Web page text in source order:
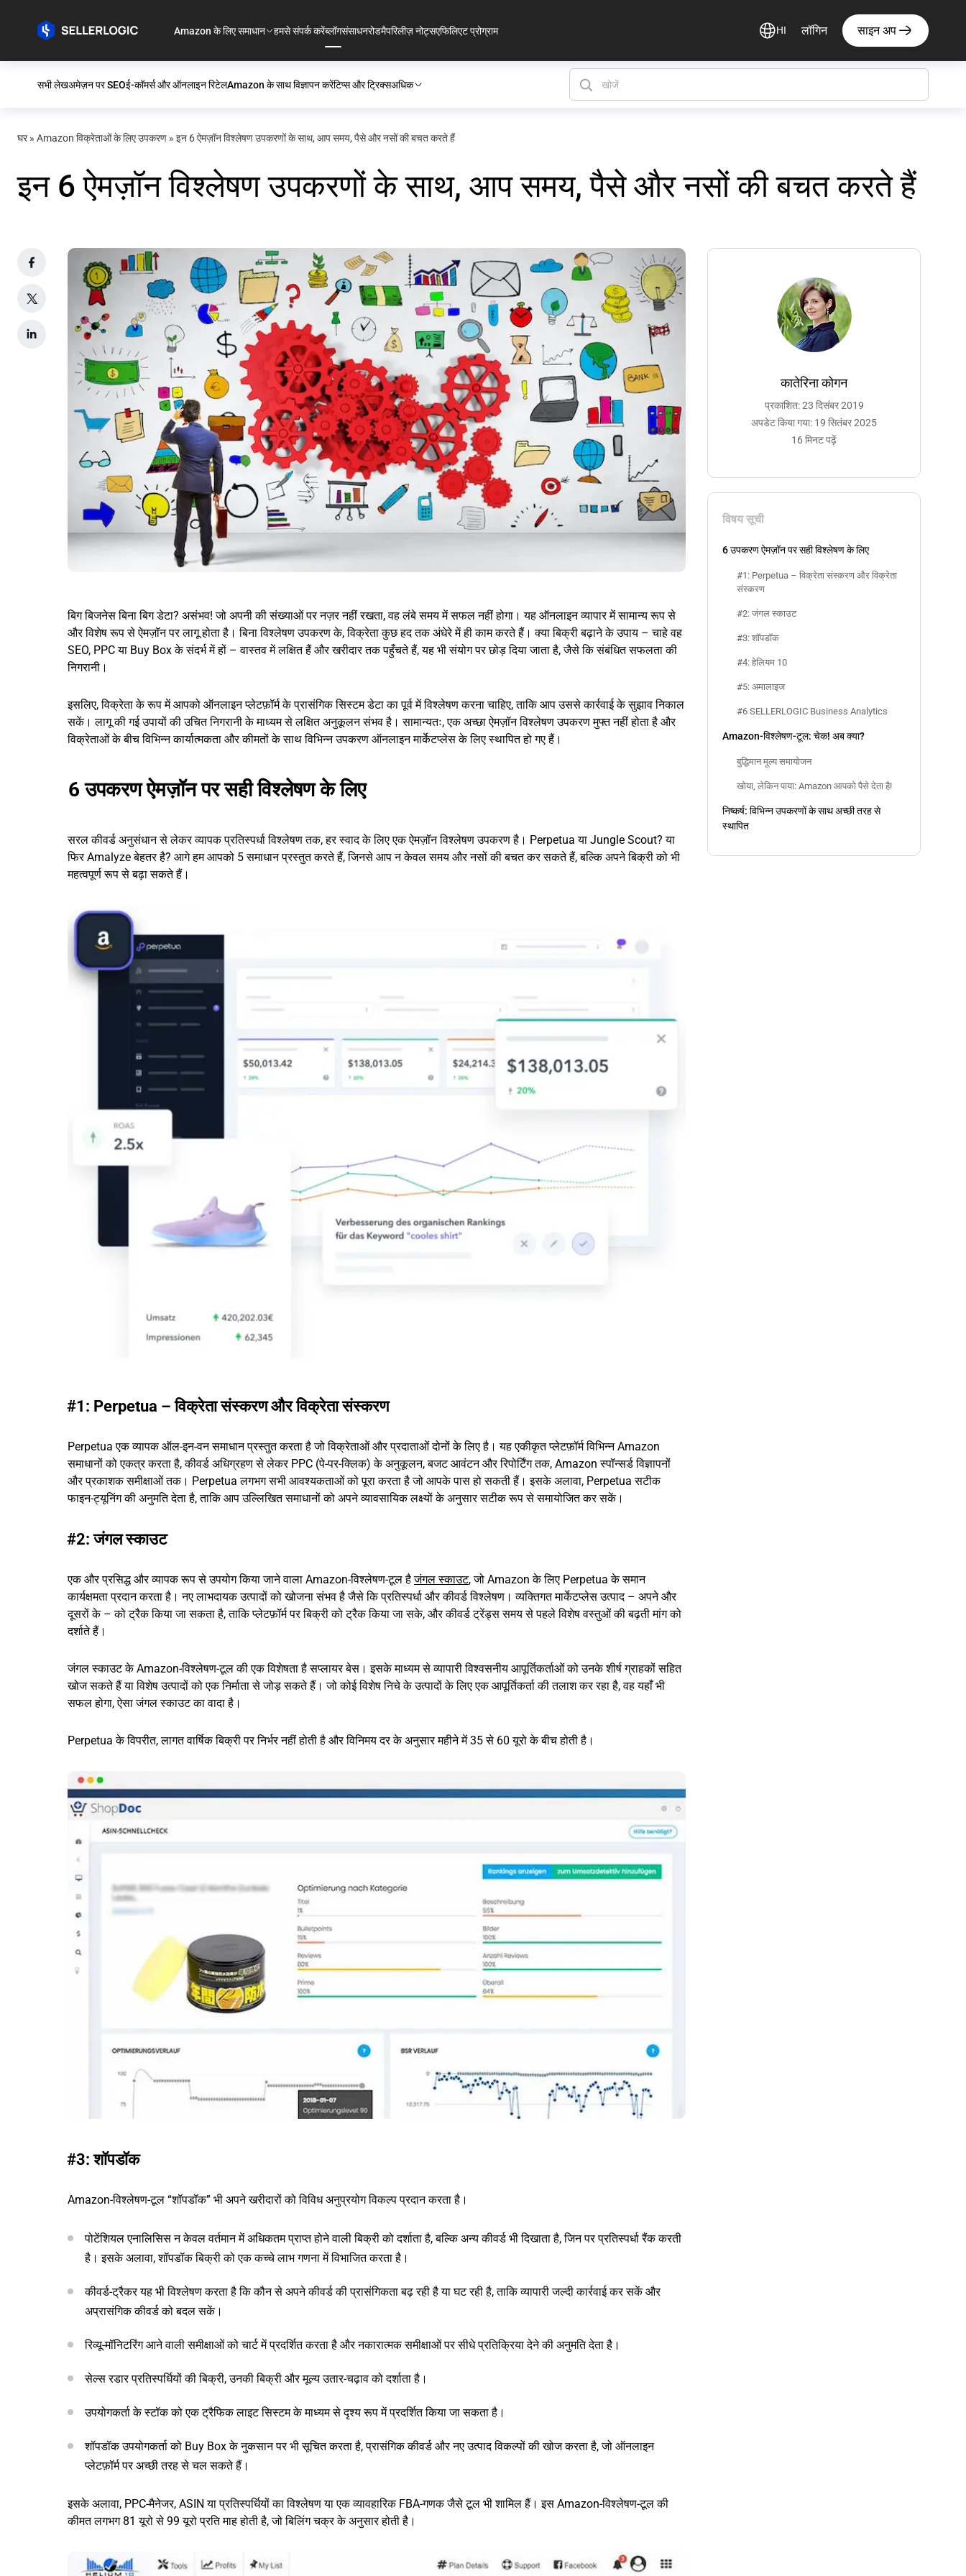
Amazon के लिए समाधान हमसे संपर्क करेंब्लॉगसंसाधनरोडमैपरिलीज़ नोट्सएफिलिएट प्रोग्राम HI लॉगिन साइन अप
सभी लेखअमेज़न पर SEOई-कॉमर्स और ऑनलाइन रिटेलAmazon के साथ विज्ञापन करेंटिप्स और ट्रिक्सअधिक
घर» Amazon विक्रेताओं के लिए उपकरण » इन 6 ऐमज़ॉन विश्लेषण उपकरणों के साथ, आप समय, पैसे और नसों की बचत करते हैं
इन 6 ऐमज़ॉन विश्लेषण उपकरणों के साथ, आप समय, पैसे और नसों की बचत करते हैं
कातेरिना कोगन
प्रकाशित: 23 दिसंबर 2019
अपडेट किया गया: 19 सितंबर 2025
16 मिनट पढ़ें
विषय सूची
6 उपकरण ऐमज़ॉन पर सही विश्लेषण के लिए
#1: Perpetua – विक्रेता संस्करण और विक्रेता
संस्करण
#2: जंगल स्काउट
#3: शॉपडॉक
#4: हेलियम 10
#5: अमालाइज
#6 SELLERLOGIC Business Analytics
Amazon-विश्लेषण-टूल: चेक! अब क्या?
बुद्धिमान मूल्य समायोजन
खोया, लेकिन पाया: Amazon आपको पैसे देता है!
निष्कर्ष: विभिन्न उपकरणों के साथ अच्छी तरह से
स्थापित
बिग बिजनेस बिना बिग डेटा? असंभव! जो अपनी की संख्याओं पर नज़र नहीं रखता, वह लंबे समय में सफल नहीं होगा। यह ऑनलाइन व्यापार में सामान्य रूप से
और विशेष रूप से ऐमज़ॉन पर लागू होता है। बिना विश्लेषण उपकरण के, विक्रेता कुछ हद तक अंधेरे में ही काम करते हैं। क्या बिक्री बढ़ाने के उपाय – चाहे वह
SEO, PPC या Buy Box के संदर्भ में हों – वास्तव में लक्षित हैं और खरीदार तक पहुँचते हैं, यह भी संयोग पर छोड़ दिया जाता है, जैसे कि संबंधित सफलता की
निगरानी।
इसलिए, विक्रेता के रूप में आपको ऑनलाइन प्लेटफ़ॉर्म के प्रासंगिक सिस्टम डेटा का पूर्व में विश्लेषण करना चाहिए, ताकि आप उससे कार्रवाई के सुझाव निकाल
सकें। लागू की गई उपायों की उचित निगरानी के माध्यम से लक्षित अनुकूलन संभव है। सामान्यतः, एक अच्छा ऐमज़ॉन विश्लेषण उपकरण मुफ्त नहीं होता है और
विक्रेताओं के बीच विभिन्न कार्यात्मकता और कीमतों के साथ विभिन्न उपकरण ऑनलाइन मार्केटप्लेस के लिए स्थापित हो गए हैं।
6 उपकरण ऐमज़ॉन पर सही विश्लेषण के लिए
सरल कीवर्ड अनुसंधान से लेकर व्यापक प्रतिस्पर्धा विश्लेषण तक, हर स्वाद के लिए एक ऐमज़ॉन विश्लेषण उपकरण है। Perpetua या Jungle Scout? या
फिर Amalyze बेहतर है? आगे हम आपको 5 समाधान प्रस्तुत करते हैं, जिनसे आप न केवल समय और नसों की बचत कर सकते हैं, बल्कि अपने बिक्री को भी
महत्वपूर्ण रूप से बढ़ा सकते हैं।
#1: Perpetua – विक्रेता संस्करण और विक्रेता संस्करण
Perpetua एक व्यापक ऑल-इन-वन समाधान प्रस्तुत करता है जो विक्रेताओं और प्रदाताओं दोनों के लिए है। यह एकीकृत प्लेटफ़ॉर्म विभिन्न Amazon
समाधानों को एकत्र करता है, कीवर्ड अधिग्रहण से लेकर PPC (पे-पर-क्लिक) के अनुकूलन, बजट आवंटन और रिपोर्टिंग तक, Amazon स्पॉन्सर्ड विज्ञापनों
और प्रकाशक समीक्षाओं तक। Perpetua लगभग सभी आवश्यकताओं को पूरा करता है जो आपके पास हो सकती हैं। इसके अलावा, Perpetua सटीक
फाइन-ट्यूनिंग की अनुमति देता है, ताकि आप उल्लिखित समाधानों को अपने व्यावसायिक लक्ष्यों के अनुसार सटीक रूप से समायोजित कर सकें।
#2: जंगल स्काउट
एक और प्रसिद्ध और व्यापक रूप से उपयोग किया जाने वाला Amazon-विश्लेषण-टूल हैजंगल स्काउट, जो Amazon के लिए Perpetua के समान
कार्यक्षमता प्रदान करता है। नए लाभदायक उत्पादों को खोजना संभव है जैसे कि प्रतिस्पर्धा और कीवर्ड विश्लेषण। व्यक्तिगत मार्केटप्लेस उत्पाद – अपने और
दूसरों के – को ट्रैक किया जा सकता है, ताकि प्लेटफ़ॉर्म पर बिक्री को ट्रैक किया जा सके, और कीवर्ड ट्रेंड्स समय से पहले विशेष वस्तुओं की बढ़ती मांग को
दर्शाते हैं।
जंगल स्काउट के Amazon-विश्लेषण-टूल की एक विशेषता है सप्लायर बेस। इसके माध्यम से व्यापारी विश्वसनीय आपूर्तिकर्ताओं को उनके शीर्ष ग्राहकों सहित
खोज सकते हैं या विशेष उत्पादों को एक निर्माता से जोड़ सकते हैं। जो कोई विशेष निचे के उत्पादों के लिए एक आपूर्तिकर्ता की तलाश कर रहा है, वह यहाँ भी
सफल होगा, ऐसा जंगल स्काउट का वादा है।
Perpetua के विपरीत, लागत वार्षिक बिक्री पर निर्भर नहीं होती है और विनिमय दर के अनुसार महीने में 35 से 60 यूरो के बीच होती है।
#3: शॉपडॉक
Amazon-विश्लेषण-टूल “शॉपडॉक” भी अपने खरीदारों को विविध अनुप्रयोग विकल्प प्रदान करता है।
पोटेंशियल एनालिसिस न केवल वर्तमान में अधिकतम प्राप्त होने वाली बिक्री को दर्शाता है, बल्कि अन्य कीवर्ड भी दिखाता है, जिन पर प्रतिस्पर्धा रैंक करती
है। इसके अलावा, शॉपडॉक बिक्री को एक कच्चे लाभ गणना में विभाजित करता है।
कीवर्ड-ट्रैकर यह भी विश्लेषण करता है कि कौन से अपने कीवर्ड की प्रासंगिकता बढ़ रही है या घट रही है, ताकि व्यापारी जल्दी कार्रवाई कर सकें और
अप्रासंगिक कीवर्ड को बदल सकें।
रिव्यू-मॉनिटरिंग आने वाली समीक्षाओं को चार्ट में प्रदर्शित करता है और नकारात्मक समीक्षाओं पर सीधे प्रतिक्रिया देने की अनुमति देता है।
सेल्स रडार प्रतिस्पर्धियों की बिक्री, उनकी बिक्री और मूल्य उतार-चढ़ाव को दर्शाता है।
उपयोगकर्ता के स्टॉक को एक ट्रैफिक लाइट सिस्टम के माध्यम से दृश्य रूप में प्रदर्शित किया जा सकता है।
शॉपडॉक उपयोगकर्ता को Buy Box के नुकसान पर भी सूचित करता है, प्रासंगिक कीवर्ड और नए उत्पाद विकल्पों की खोज करता है, जो ऑनलाइन
प्लेटफ़ॉर्म पर अच्छी तरह से चल सकते हैं।
इसके अलावा, PPC-मैनेजर, ASIN या प्रतिस्पर्धियों का विश्लेषण या एक व्यावहारिक FBA-गणक जैसे टूल भी शामिल हैं। इस Amazon-विश्लेषण-टूल की
कीमत लगभग 81 यूरो से 99 यूरो प्रति माह होती है, जो बिलिंग चक्र के अनुसार होती है।